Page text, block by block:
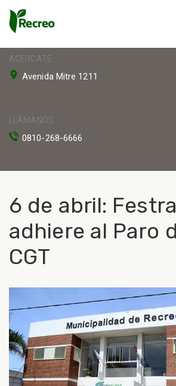
ACERCATE
Avenida Mitre 1211
LLAMANOS
0810-268-6666
6 de abril:
adhiere al Paro
CGT